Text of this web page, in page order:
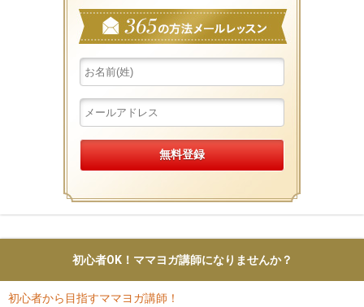
初心者OK！ママヨガ講師になりませんか？
初心者から目指すママヨガ講師！